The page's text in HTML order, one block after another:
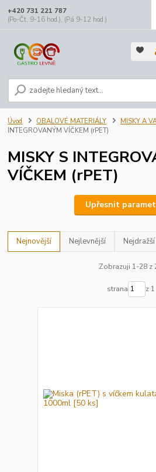
+420 731 221 787
(Po-Čt, 9-16 hod.), (Pá 9-12 hod.)
Úvod OBALOVÉ MATERIÁLY MISKY A
INTEGROVANÝM VÍČKEM (rPET)
MISKY S
VÍČKEM (rPET)
Upřesnit
Nejnovější Nejlevnější Nejdražší
Zobrazuji 1-28 z
strana z 1